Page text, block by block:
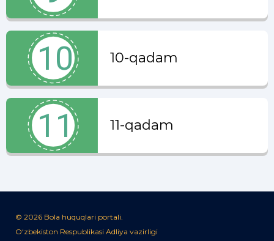
10-qadam
11-qadam
© 2026 Bola huquqlari portali.
O‘zbekiston Respublikasi Adliya vazirligi